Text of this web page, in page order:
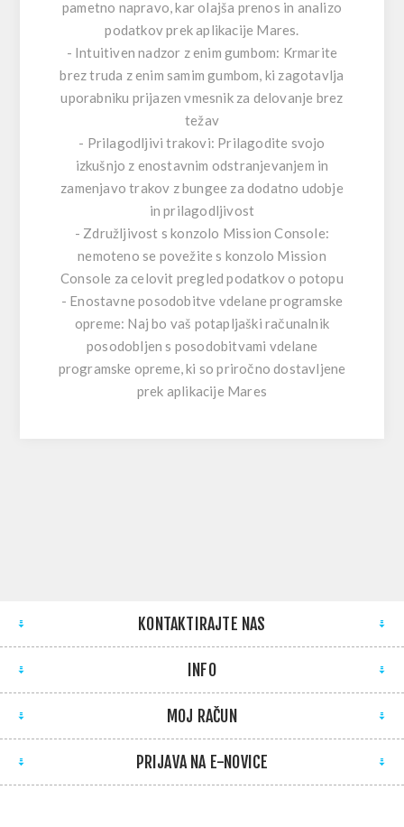
pametno napravo, kar olajša prenos in analizo
podatkov prek aplikacije Mares.
- Intuitiven nadzor z enim gumbom: Krmarite
brez truda z enim samim gumbom, ki zagotavlja
uporabniku prijazen vmesnik za delovanje brez
težav
- Prilagodljivi trakovi: Prilagodite svojo
izkušnjo z enostavnim odstranjevanjem in
zamenjavo trakov z bungee za dodatno udobje
in prilagodljivost
- Združljivost s konzolo Mission Console:
nemoteno se povežite s konzolo Mission
Console za celovit pregled podatkov o potopu
- Enostavne posodobitve vdelane programske
opreme: Naj bo vaš potapljaški računalnik
posodobljen s posodobitvami vdelane
programske opreme, ki so priročno dostavljene
prek aplikacije Mares
KONTAKTIRAJTE NAS
INFO
MOJ RAČUN
PRIJAVA NA E-NOVICE